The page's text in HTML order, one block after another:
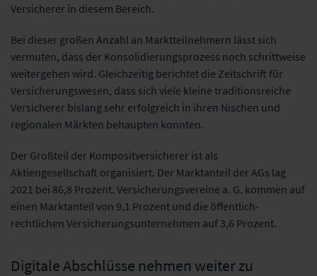
Versicherer in diesem Bereich.
Bei dieser großen Anzahl an Marktteilnehmern lässt sich
vermuten, dass der Konsolidierungsprozess noch schrittweise
weitergehen wird. Gleichzeitig berichtet die Zeitschrift für
Versicherungswesen, dass sich viele kleine traditionsreiche
Versicherer bislang sehr erfolgreich in ihren Nischen und
regionalen Märkten behaupten konnten.
Der Großteil der Kompositversicherer ist als
Aktiengesellschaft organisiert. Der Marktanteil der AGs lag
2021 bei 86,8 Prozent. Versicherungsvereine a. G. kommen auf
einen Marktanteil von 9,1 Prozent und die öffentlich-
rechtlichen Versicherungsunternehmen auf 3,6 Prozent.
Digitale Abschlüsse nehmen weiter zu